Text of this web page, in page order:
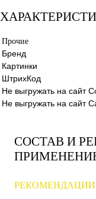
Прочие
Бренд
Картинки
ШтрихКод
Не выгружать на сайт
Не выгружать на сайт
СОСТАВ И